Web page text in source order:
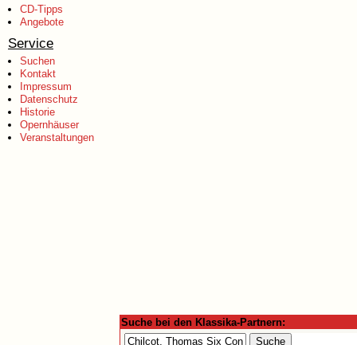
CD-Tipps
Angebote
Service
Suchen
Kontakt
Impressum
Datenschutz
Historie
Opernhäuser
Veranstaltungen
Suche bei den Klassika-Partnern: